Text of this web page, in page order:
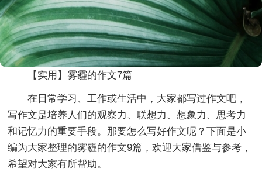
【实用】雾霾的作文7篇
在日常学习、工作或生活中，大家都写过作文吧，
写作文是培养人们的观察力、联想力、想象力、思考力
和记忆力的重要手段。那要怎么写好作文呢？下面是小
编为大家整理的雾霾的作文9篇，欢迎大家借鉴与参考，
希望对大家有所帮助。